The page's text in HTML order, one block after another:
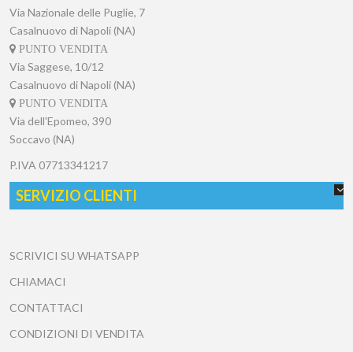
Via Nazionale delle Puglie, 7
Casalnuovo di Napoli (NA)
PUNTO VENDITA
Via Saggese, 10/12
Casalnuovo di Napoli (NA)
PUNTO VENDITA
Via dell'Epomeo, 390
Soccavo (NA)
P.IVA 07713341217
SERVIZIO CLIENTI
SCRIVICI SU WHATSAPP
CHIAMACI
CONTATTACI
CONDIZIONI DI VENDITA